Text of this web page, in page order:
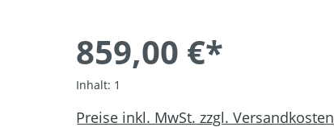
859,00 €*
Inhalt: 1
Preise inkl. MwSt. zzgl. Versandkosten